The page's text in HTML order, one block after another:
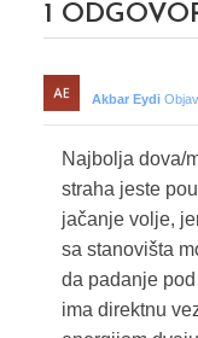
1
Akbar Eydi
Najbolja dova/
straha jeste
jačanje volje,
sa stanovišta
da padanje
ima direktnu